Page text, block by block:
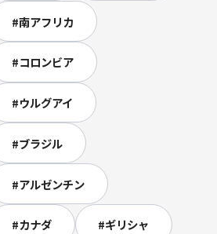
#南アフリカ
#コロンビア
#ウルグアイ
#ブラジル
#アルゼンチン
#カナダ #ギリシャ